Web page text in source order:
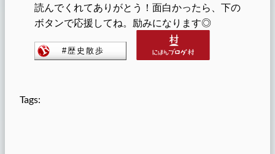
読んでくれてありがとう！面白かったら、下の
ボタンで応援してね。励みになります◎
Tags: